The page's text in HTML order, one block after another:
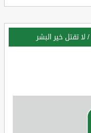
/ لا تقتل خير البشر